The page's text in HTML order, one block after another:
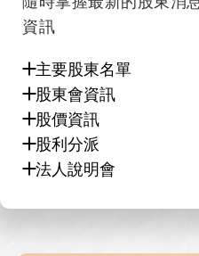
資訊
主要股東名單
股東會資訊
股價資訊
股利分派
法人說明會